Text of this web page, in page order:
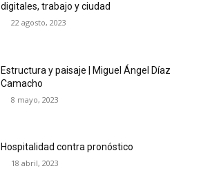
digitales, trabajo y ciudad
22 agosto, 2023
Estructura y paisaje | Miguel Ángel Díaz
Camacho
8 mayo, 2023
Hospitalidad contra pronóstico
18 abril, 2023